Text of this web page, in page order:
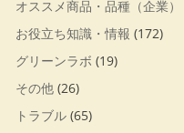
オススメ商品・品種（企業）
お役立ち知識・情報 (172)
グリーンラボ (19)
その他 (26)
トラブル (65)